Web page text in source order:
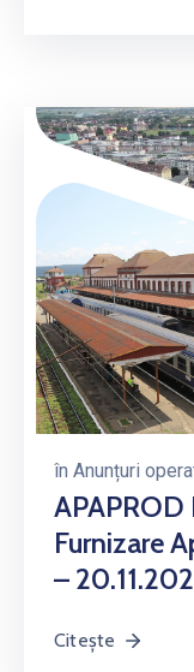
în Anunțuri
APAPROD
Furnizare
–
Citește